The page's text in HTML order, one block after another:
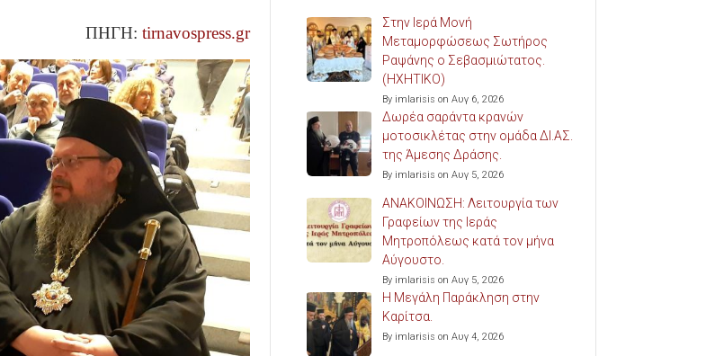
ΠΗΓΗ: tirnavospress.gr
Στην Ιερά Μονή
Μεταμορφώσεως Σωτήρος
Ραψάνης ο Σεβασμιώτατος.
(ΗΧΗΤΙΚΟ)
By imlarisis on Αυγ 6, 2026
Δωρέα σαράντα κρανών
μοτοσικλέτας στην ομάδα ΔΙ.ΑΣ.
της Άμεσης Δράσης.
By imlarisis on Αυγ 5, 2026
ΑΝΑΚΟΙΝΩΣΗ: Λειτουργία των
Γραφείων της Ιεράς
Μητροπόλεως κατά τον μήνα
Αύγουστο.
By imlarisis on Αυγ 5, 2026
Η Μεγάλη Παράκληση στην
Καρίτσα.
By imlarisis on Αυγ 4, 2026